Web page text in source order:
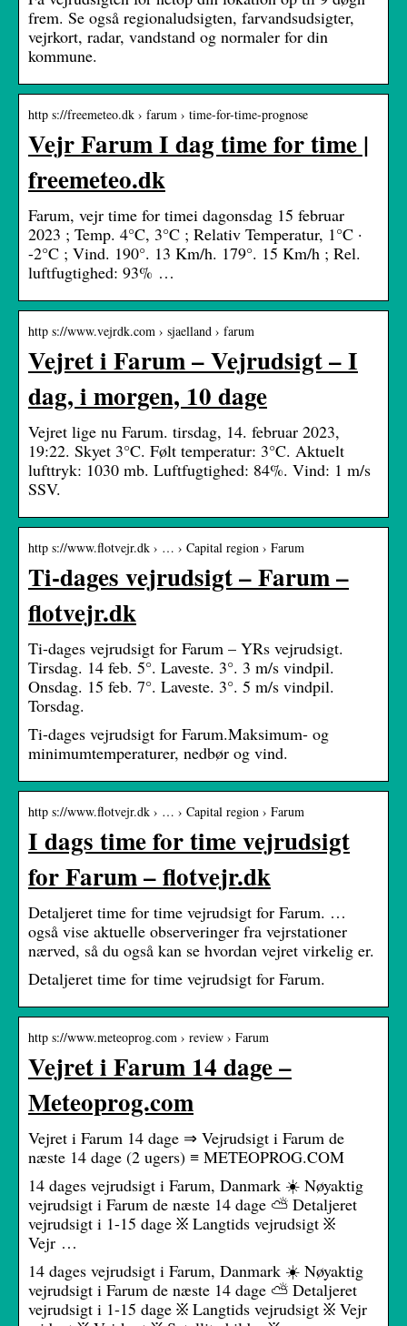
frem. Se også regionaludsigten, farvandsudsigter,
vejrkort, radar, vandstand og normaler for din
kommune.
http s://freemeteo.dk › farum › time-for-time-prognose
Vejr Farum I dag time for time |
freemeteo.dk
Farum, vejr time for timei dagonsdag 15 februar
2023 ; Temp. 4°C, 3°C ; Relativ Temperatur, 1°C ·
-2°C ; Vind. 190°. 13 Km/h. 179°. 15 Km/h ; Rel.
luftfugtighed: 93% …
http s://www.vejrdk.com › sjaelland › farum
Vejret i Farum – Vejrudsigt – I
dag, i morgen, 10 dage
Vejret lige nu Farum. tirsdag, 14. februar 2023,
19:22. Skyet 3°C. Følt temperatur: 3°C. Aktuelt
lufttryk: 1030 mb. Luftfugtighed: 84%. Vind: 1 m/s
SSV.
http s://www.flotvejr.dk › … › Capital region › Farum
Ti-dages vejrudsigt – Farum –
flotvejr.dk
Ti-dages vejrudsigt for Farum – YRs vejrudsigt.
Tirsdag. 14 feb. 5°. Laveste. 3°. 3 m/s vindpil.
Onsdag. 15 feb. 7°. Laveste. 3°. 5 m/s vindpil.
Torsdag.
Ti-dages vejrudsigt for Farum.Maksimum- og
minimumtemperaturer, nedbør og vind.
http s://www.flotvejr.dk › … › Capital region › Farum
I dags time for time vejrudsigt
for Farum – flotvejr.dk
Detaljeret time for time vejrudsigt for Farum. …
også vise aktuelle observeringer fra vejrstationer
nærved, så du også kan se hvordan vejret virkelig er.
Detaljeret time for time vejrudsigt for Farum.
http s://www.meteoprog.com › review › Farum
Vejret i Farum 14 dage –
Meteoprog.com
Vejret i Farum 14 dage ⇒ Vejrudsigt i Farum de
næste 14 dage (2 ugers) ≡ METEOPROG.COM
14 dages vejrudsigt i Farum, Danmark ☀️ Nøyaktig
vejrudsigt i Farum de næste 14 dage ⛅ Detaljeret
vejrudsigt i 1-15 dage ፠ Langtids vejrudsigt ፠
Vejr …
14 dages vejrudsigt i Farum, Danmark ☀️ Nøyaktig
vejrudsigt i Farum de næste 14 dage ⛅ Detaljeret
vejrudsigt i 1-15 dage ፠ Langtids vejrudsigt ፠ Vejr